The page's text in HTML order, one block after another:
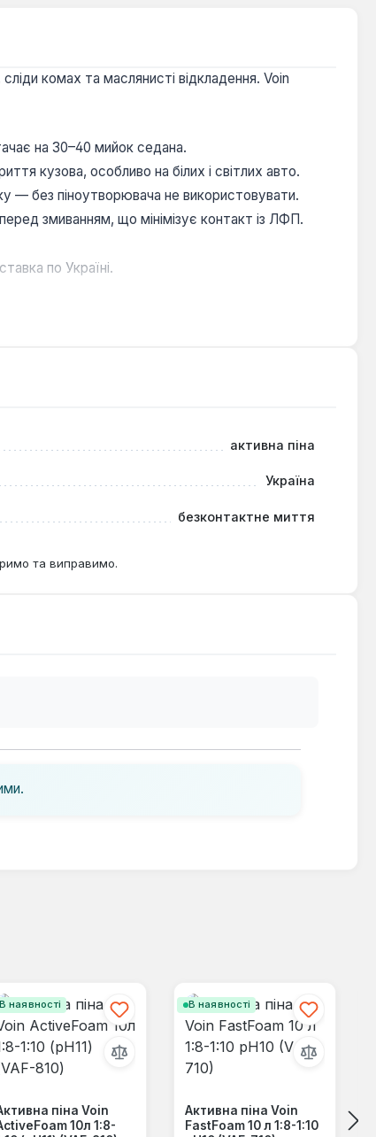
комах та маслянисті відкладення. Voin
на 30–40 мийок седана.
кузова, особливо на білих і світлих авто.
— без піноутворювача не використовувати.
змиванням, що мінімізує контакт із ЛФП.
по Україні.
активна піна
Україна
безконтактне миття
та виправимо.
наявності
піна Voin
10л 1:8-
В наявності
Активна піна Voin
FastFoam 10 л 1:8-1:10